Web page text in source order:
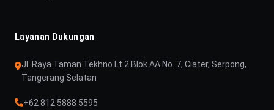
Layanan Dukungan
Jl. Raya Taman Tekhno Lt.2 Blok AA No. 7, Ciater, Serpong,
Tangerang Selatan
+62 812 5888 5595